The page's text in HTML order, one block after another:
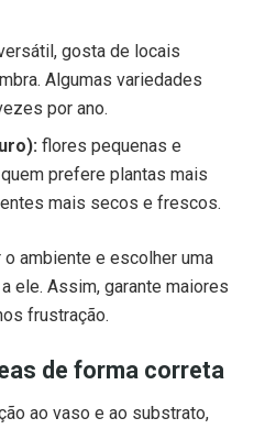
gosta de locais
Algumas variedades
por ano.
flores pequenas e
prefere plantas mais
mais secos e frescos.
ambiente e escolher uma
ele. Assim, garante maiores
frustração.
de forma correta
ao vaso e ao substrato,